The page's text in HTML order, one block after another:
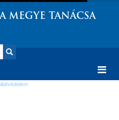
MEGYE TANÁCSA